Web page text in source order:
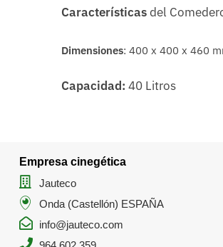
Característicasdel
Dimensiones: 400 x 400 x 460
Capacidad: 40 Litros
Empresa cinegética
Jauteco
Onda (Castellón) ESPAÑA
info@jauteco.com